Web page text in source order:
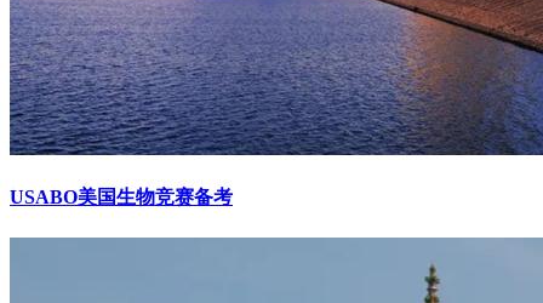
USABO美国生物竞赛备考